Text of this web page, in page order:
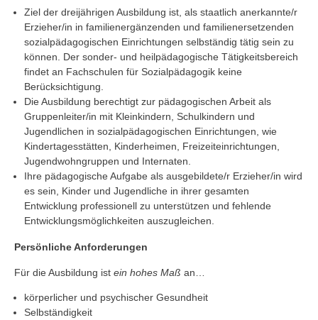
Ziel der dreijährigen Ausbildung ist, als staatlich anerkannte/r
Erzieher/in in familienergänzenden und familienersetzenden
sozialpädagogischen Einrichtungen selbständig tätig sein zu
können. Der sonder- und heilpädagogische Tätigkeitsbereich
findet an Fachschulen für Sozialpädagogik keine
Berücksichtigung.
Die Ausbildung berechtigt zur pädagogischen Arbeit als
Gruppenleiter/in mit Kleinkindern, Schulkindern und
Jugendlichen in sozialpädagogischen Einrichtungen, wie
Kindertagesstätten, Kinderheimen, Freizeiteinrichtungen,
Jugendwohngruppen und Internaten.
Ihre pädagogische Aufgabe als ausgebildete/r Erzieher/in wird
es sein, Kinder und Jugendliche in ihrer gesamten
Entwicklung professionell zu unterstützen und fehlende
Entwicklungsmöglichkeiten auszugleichen.
Persönliche Anforderungen
Für die Ausbildung ist ein hohes Maß an…
körperlicher und psychischer Gesundheit
Selbständigkeit